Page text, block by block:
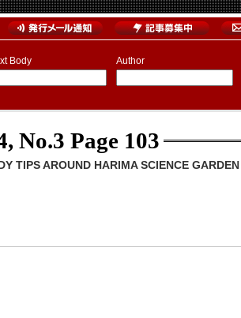
Body Author
No.3 Page 103
TIPS AROUND HARIMA SCIENCE